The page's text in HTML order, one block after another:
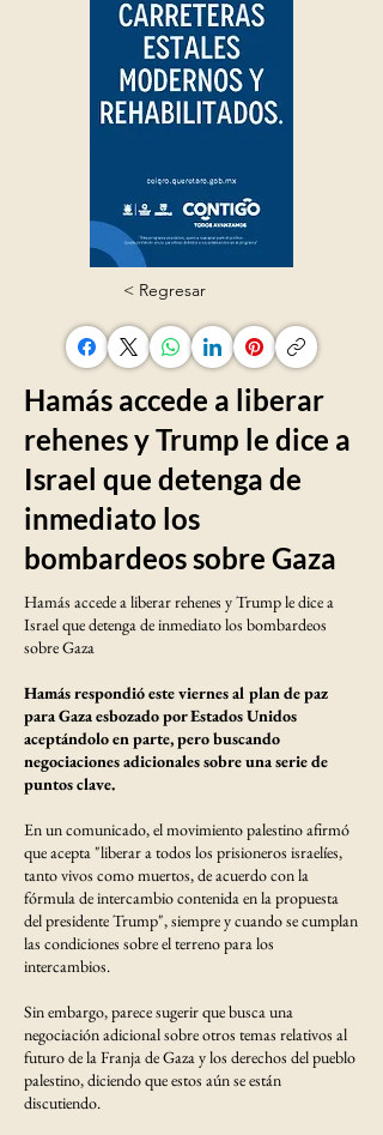
< Regresar
Hamás accede a liberar
rehenes y Trump le dice a
Israel que detenga de
inmediato los
bombardeos sobre Gaza
Hamás accede a liberar rehenes y Trump le dice a
Israel que detenga de inmediato los bombardeos
sobre Gaza
Hamás respondió este viernes al plan de paz
para Gaza esbozado por Estados Unidos
aceptándolo en parte, pero buscando
negociaciones adicionales sobre una serie de
puntos clave.
En un comunicado, el movimiento palestino afirmó
que acepta "liberar a todos los prisioneros israelíes,
tanto vivos como muertos, de acuerdo con la
fórmula de intercambio contenida en la propuesta
del presidente Trump", siempre y cuando se cumplan
las condiciones sobre el terreno para los
intercambios.
Sin embargo, parece sugerir que busca una
negociación adicional sobre otros temas relativos al
futuro de la Franja de Gaza y los derechos del pueblo
palestino, diciendo que estos aún se están
discutiendo.